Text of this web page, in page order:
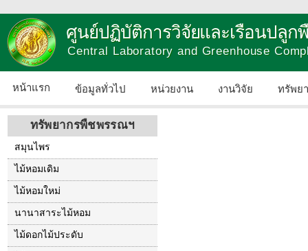
ศูนย์ปฏิบัติการวิจัยและเรือนปลูก
Central Laboratory and Greenhouse
หน้าแรก ข้อมูลทั่วไป หน่วยงาน งานวิจัย ทรัพย
ทรัพยากรพืชพรรณฯ
สมุนไพร
ไม้หอมเดิม
ไม้หอมใหม่
นานาสาระไม้หอม
ไม้ดอกไม้ประดับ